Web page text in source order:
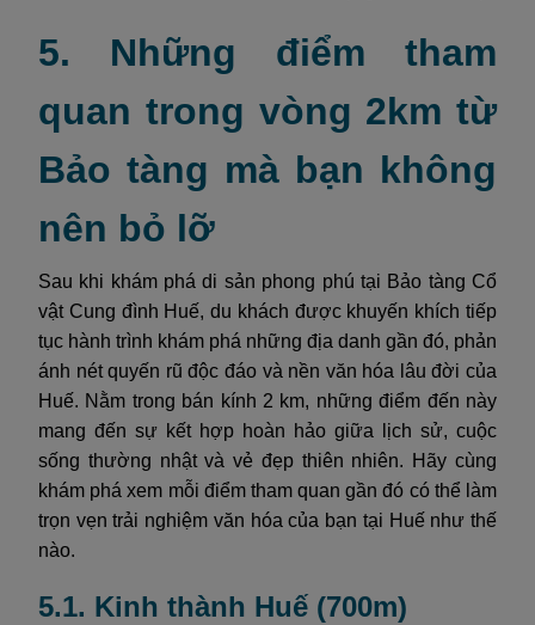
5. Những điểm tham
quan trong vòng 2km từ
Bảo tàng mà bạn không
nên bỏ lỡ
Sau khi khám phá di sản phong phú tại Bảo tàng Cổ
vật Cung đình Huế, du khách được khuyến khích tiếp
tục hành trình khám phá những địa danh gần đó, phản
ánh nét quyến rũ độc đáo và nền văn hóa lâu đời của
Huế. Nằm trong bán kính 2 km, những điểm đến này
mang đến sự kết hợp hoàn hảo giữa lịch sử, cuộc
sống thường nhật và vẻ đẹp thiên nhiên. Hãy cùng
khám phá xem mỗi điểm tham quan gần đó có thể làm
trọn vẹn trải nghiệm văn hóa của bạn tại Huế như thế
nào.
5.1. Kinh thành Huế (700m)